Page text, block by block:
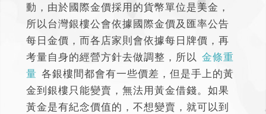
動，由於國際金價採用的貨幣單位是美金，
所以台灣銀樓公會依據國際金價及匯率公告
每日金價，而各店家則會依據每日牌價，再
考量自身的經營方針去做調整，所以 金條重
量 各銀樓間都會有一些價差，但是手上的黃
金到銀樓只能變賣，無法用黃金借錢。如果
黃金是有紀念價值的，不想變賣，就可以到